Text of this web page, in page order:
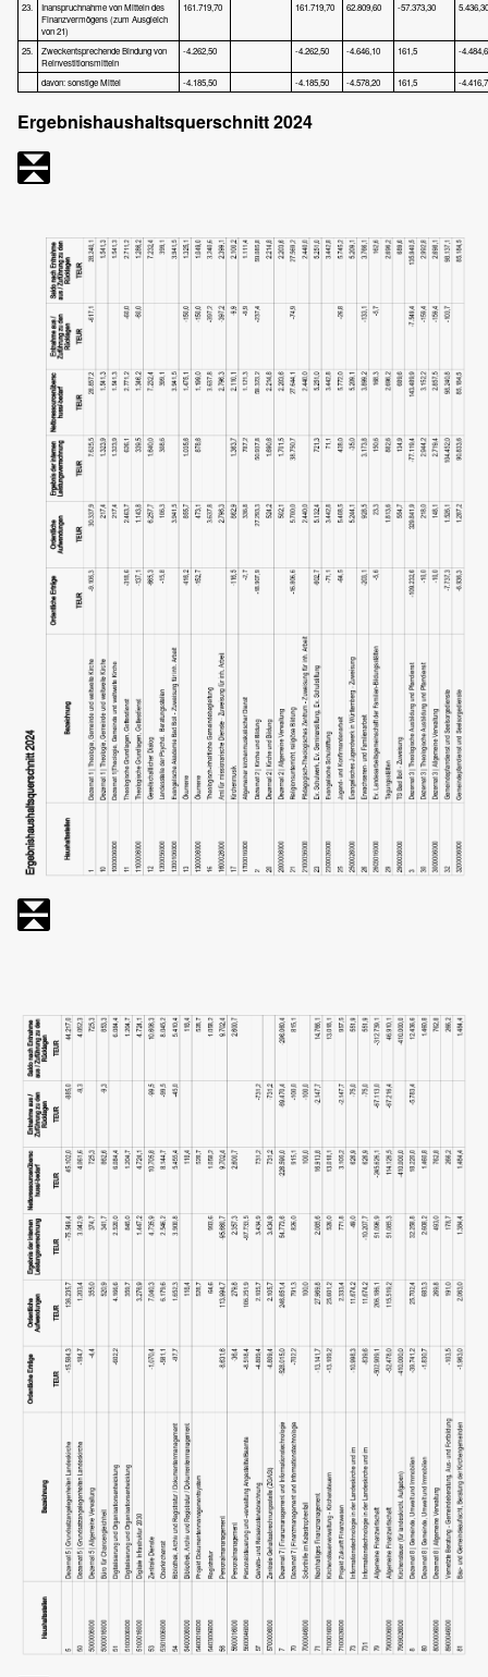
23.
Inanspruchnahme von Mitteln des
Finanzvermögens (zum Ausgleich
von 21)
161.719,70 161.719,70 62.809,60 -57.373,30
25.
Zweckentsprechende Bindung von
Reinvestitionsmitteln
-4.262,50 -4.262,50 -4.646,10 161,5 -
davon: sonstige Mittel -4.185,50 -4.185,50 -4.578,20 161,5 -
Ergebnishaushaltsquerschnitt 2024